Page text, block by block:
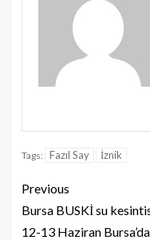
Tags: Fazıl Say İznik
Previous
Bursa BUSKİ su
12-13 Haziran